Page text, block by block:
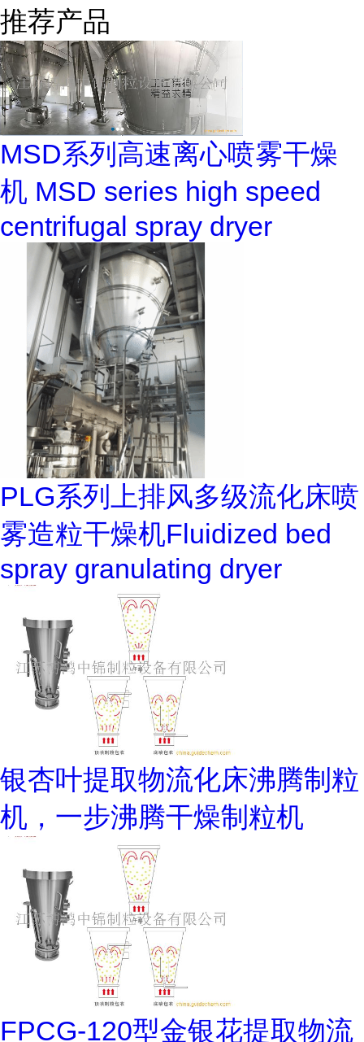
推荐产品
MSD系列高速离心喷雾干燥
机 MSD series high speed
centrifugal spray dryer
PLG系列上排风多级流化床喷
雾造粒干燥机Fluidized bed
spray granulating dryer
银杏叶提取物流化床沸腾制粒
机，一步沸腾干燥制粒机
FPCG-120型金银花提取物流